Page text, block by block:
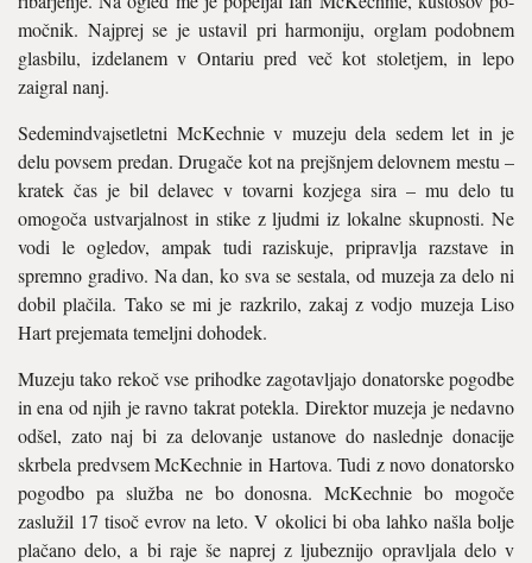
močnik. Najprej se je ustavil pri harmoni­ju, orglam podobnem
glasbilu, izdelanem v Ontariu pred več kot stoletjem, in lepo
zaigral nanj.
Sedemindvajsetletni McKechnie v muze­ju dela sedem let in je
delu povsem predan. Drugače kot na prejšnjem delovnem mestu –
kratek čas je bil delavec v tovarni kozjega sira – mu delo tu
omogoča ustvarjalnost in stike z ljudmi iz lokalne skupnosti. Ne
vodi le ogledov, ampak tudi raziskuje, pripravlja razstave in
spremno gradivo. Na dan, ko sva se sestala, od muzeja za delo ni
do­bil plačila. Tako se mi je razkrilo, zakaj z vodjo muzeja Liso
Hart prejemata temeljni dohodek.
Muzeju tako rekoč vse prihodke zagota­vljajo donatorske pogodbe
in ena od njih je ravno takrat potekla. Direktor muzeja je nedavno
odšel, zato naj bi za delova­nje ustanove do naslednje donacije
skrbe­la predvsem McKechnie in Hartova. Tudi z novo donatorsko
pogodbo pa služba ne bo donosna. McKechnie bo mogoče
zaslužil 17 tisoč evrov na leto. V okolici bi oba lahko našla bolje
plačano delo, a bi raje še naprej z ljubeznijo opravljala delo v